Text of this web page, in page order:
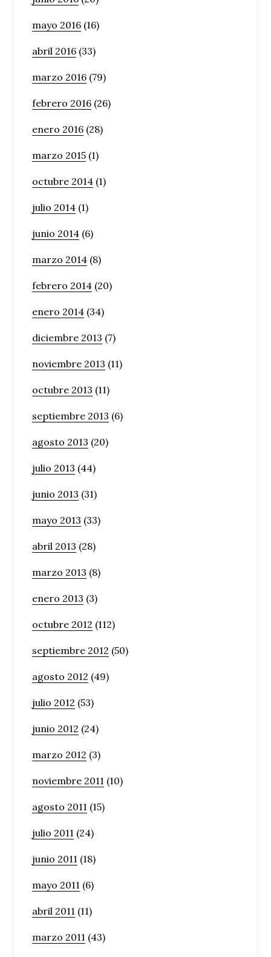
mayo 2016 (16)
abril 2016 (33)
marzo 2016 (79)
febrero 2016 (26)
enero 2016 (28)
marzo 2015 (1)
octubre 2014 (1)
julio 2014 (1)
junio 2014 (6)
marzo 2014 (8)
febrero 2014 (20)
enero 2014 (34)
diciembre 2013 (7)
noviembre 2013 (11)
octubre 2013 (11)
septiembre 2013 (6)
agosto 2013 (20)
julio 2013 (44)
junio 2013 (31)
mayo 2013 (33)
abril 2013 (28)
marzo 2013 (8)
enero 2013 (3)
octubre 2012 (112)
septiembre 2012 (50)
agosto 2012 (49)
julio 2012 (53)
junio 2012 (24)
marzo 2012 (3)
noviembre 2011 (10)
agosto 2011 (15)
julio 2011 (24)
junio 2011 (18)
mayo 2011 (6)
abril 2011 (11)
marzo 2011 (43)